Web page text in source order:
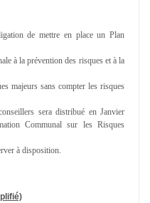
de mettre en place un Plan
à la prévention des risques et à la
majeurs sans compter les risques
sera distribué en Janvier
Communal sur les Risques
à disposition.